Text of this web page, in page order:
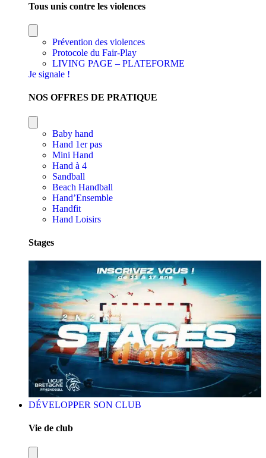
Tous unis contre les violences
Prévention des violences
Protocole du Fair-Play
LIVING PAGE – PLATEFORME
Je signale !
NOS OFFRES DE PRATIQUE
Baby hand
Hand 1er pas
Mini Hand
Hand à 4
Sandball
Beach Handball
Hand’Ensemble
Handfit
Hand Loisirs
Stages
DÉVELOPPER SON CLUB
Vie de club